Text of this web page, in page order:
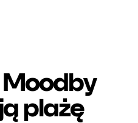
Moodby
plażę